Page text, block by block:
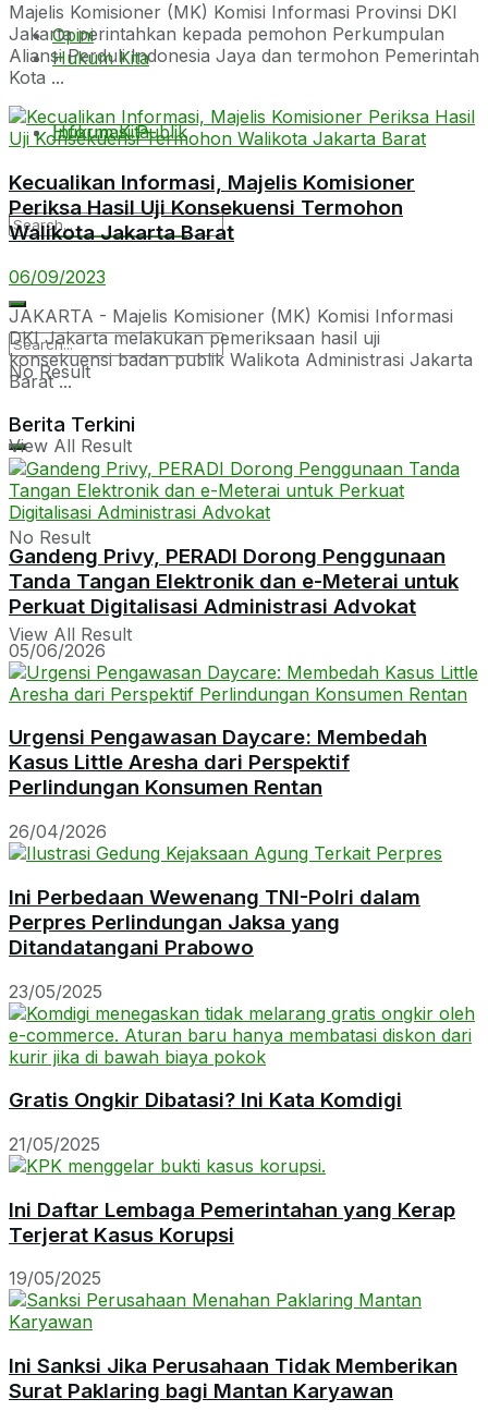
Opini
Hukum Kita
Informasi Publik
No Result
View All Result
Hukum Kita
Informasi Publik
No Result
View All Result
Majelis Komisioner (MK) Komisi Informasi Provinsi DKI
Jakarta perintahkan kepada pemohon Perkumpulan
Aliansi Perduli Indonesia Jaya dan termohon Pemerintah
Kota ...
Kecualikan Informasi, Majelis Komisioner
Periksa Hasil Uji Konsekuensi Termohon
Walikota Jakarta Barat
06/09/2023
JAKARTA - Majelis Komisioner (MK) Komisi Informasi
DKI Jakarta melakukan pemeriksaan hasil uji
konsekuensi badan publik Walikota Administrasi Jakarta
Barat ...
Berita Terkini
Gandeng Privy, PERADI Dorong Penggunaan
Tanda Tangan Elektronik dan e-Meterai untuk
Perkuat Digitalisasi Administrasi Advokat
05/06/2026
Urgensi Pengawasan Daycare: Membedah
Kasus Little Aresha dari Perspektif
Perlindungan Konsumen Rentan
26/04/2026
Ini Perbedaan Wewenang TNI-Polri dalam
Perpres Perlindungan Jaksa yang
Ditandatangani Prabowo
23/05/2025
Gratis Ongkir Dibatasi? Ini Kata Komdigi
21/05/2025
Ini Daftar Lembaga Pemerintahan yang Kerap
Terjerat Kasus Korupsi
19/05/2025
Ini Sanksi Jika Perusahaan Tidak Memberikan
Surat Paklaring bagi Mantan Karyawan